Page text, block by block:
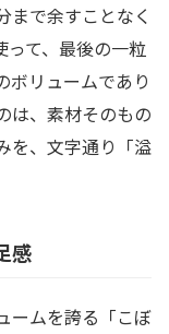
まで余すことなく
って、最後の一粒
ボリュームであり
は、素材そのもの
を、文字通り「溢
感
ームを誇る「こぼ